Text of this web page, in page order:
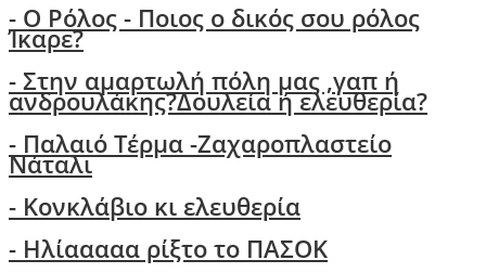
- Ο Ρόλος - Ποιος ο δικός σου ρόλος
Ίκαρε?
- Στην αμαρτωλή πόλη μας ,γαπ ή
ανδρουλάκης?Δουλεία ή ελευθερία?
- Παλαιό Τέρμα -Ζαχαροπλαστείο
Νάταλι
- Κονκλάβιο κι ελευθερία
- Ηλίααααα ρίξτο το ΠΑΣΟΚ